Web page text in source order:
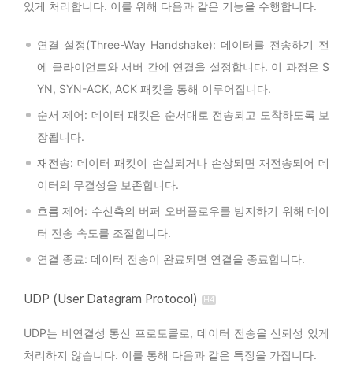
있게 처리합니다. 이를 위해 다음과 같은 기능을 수행합니다.
연결 설정(Three-Way Handshake): 데이터를 전송하기 전
에 클라이언트와 서버 간에 연결을 설정합니다. 이 과정은 S
YN, SYN-ACK, ACK 패킷을 통해 이루어집니다.
순서 제어: 데이터 패킷은 순서대로 전송되고 도착하도록 보
장됩니다.
재전송: 데이터 패킷이 손실되거나 손상되면 재전송되어 데
이터의 무결성을 보존합니다.
흐름 제어: 수신측의 버퍼 오버플로우를 방지하기 위해 데이
터 전송 속도를 조절합니다.
연결 종료: 데이터 전송이 완료되면 연결을 종료합니다.
UDP (User Datagram Protocol)
UDP는 비연결성 통신 프로토콜로, 데이터 전송을 신뢰성 있게
처리하지 않습니다. 이를 통해 다음과 같은 특징을 가집니다.